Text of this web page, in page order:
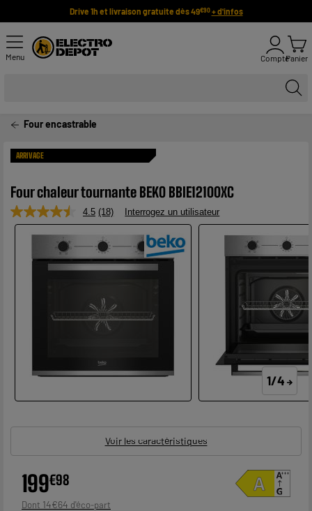
Drive 1h et livraison gratuite dès 49€90 + d'infos
Menu ComptePanier
Four encastrable
ARRIVAGE
Four chaleur tournante BEKO BBIE12100XC
4.5 Lire
18
avis.
Lien
sur
la
page.
(18) Interrogez un utilisateur
1/4
Voir les caractéristiques
199€98
Dont 14€64